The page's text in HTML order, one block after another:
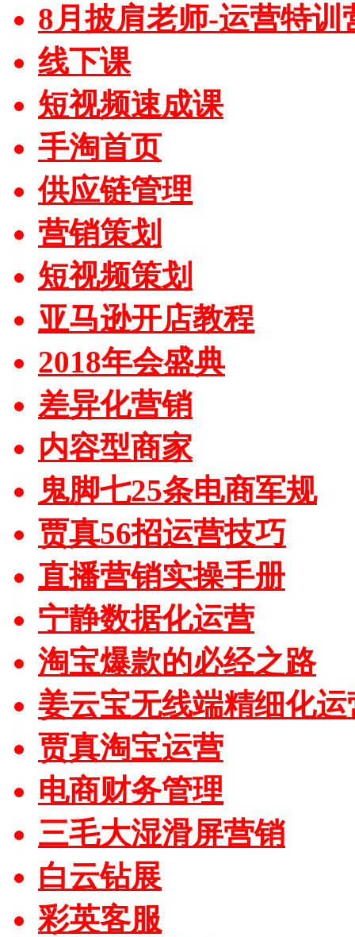
8月披肩老师-运营特训
线下课
短视频速成课
手淘首页
供应链管理
营销策划
短视频策划
亚马逊开店教程
2018年会盛典
差异化营销
内容型商家
鬼脚七25条电商军规
贾真56招运营技巧
直播营销实操手册
宁静数据化运营
淘宝爆款的必经之路
姜云宝无线端精细化运
贾真淘宝运营
电商财务管理
三毛大湿滑屏营销
白云钻展
彩英客服